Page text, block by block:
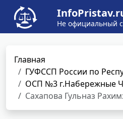
Не официальный
Главная
ГУФССП России по
ОСП №3 г.Набережные
Сахапова Гульназ